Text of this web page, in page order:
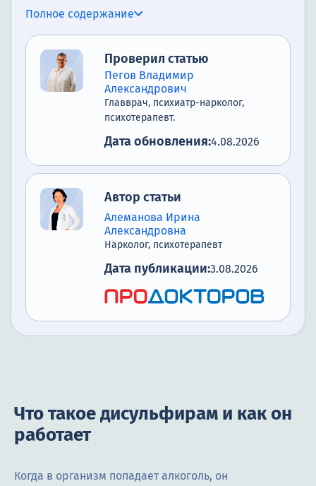
Плюсы и минусы кодирования
Альтернативы дисульфираму:
другие методы кодирования
Почему стоит выбрать нашу
клинику для кодирования
Как заказать услугу
Полное содержание
Проверил статью
Пегов Владимир
Александрович
Главврач, психиатр-нарколог,
психотерапевт.
Дата обновления:4.08.2026
Автор статьи
Алеманова Ирина
Александровна
Нарколог, психотерапевт
Дата публикации:3.08.2026
Что такое дисульфирам и как он
работает
Когда в организм попадает алкоголь, он